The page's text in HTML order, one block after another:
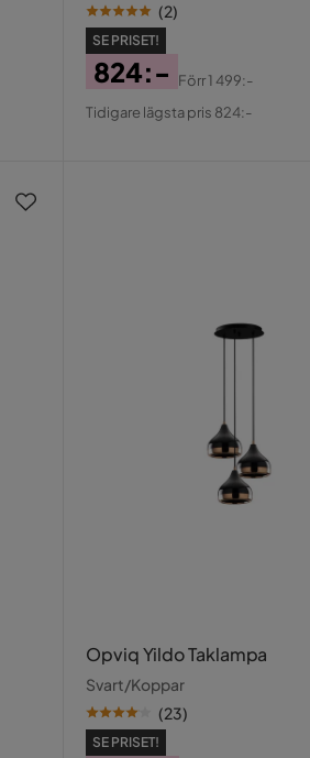
(2)
SE PRISET!
Pris
824:-
Original
Förr1 499:-
Tidigare lägsta pris 824:-
Opviq Yildo Taklampa
Svart/Koppar
(23)
SE PRISET!